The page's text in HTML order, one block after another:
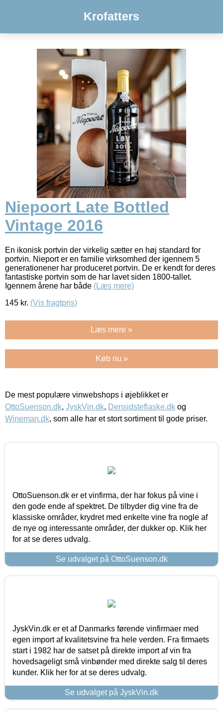
Krofatters
Niepoort Late Bottled
Vintage 2016
En ikonisk portvin der virkelig sætter en høj standard for
portvin. Nieport er en familie virksomhed der igennem 5
generationener har produceret portvin. De er kendt for deres
fantastiske portvin som de har lavet siden 1800-tallet.
Igennem årene har både (Læs mere)
145 kr. (Vis fragtpris)
Læs mere »
Køb nu »
De mest populære vinwebshops i øjeblikket er
OttoSuenson.dk, JyskVin.dk, Densidsteflaske.dk og
Wineman.dk, som alle har et stort sortiment til gode priser.
OttoSuenson.dk er et vinfirma, der har fokus på vine i
den gode ende af spektret. De tilbyder dig vine fra de
klassiske områder, krydret med enkelte vine fra nogle af
de nye og interessante områder, der dukker op. Klik her
for at se deres udvalg.
Se udvalget på OttoSuenson.dk
JyskVin.dk er et af Danmarks førende vinfirmaer med
egen import af kvalitetsvine fra hele verden. Fra firmaets
start i 1982 har de satset på direkte import af vin fra
hovedsageligt små vinbønder med direkte salg til deres
kunder. Klik her for at se deres udvalg.
Se udvalget på JyskVin.dk